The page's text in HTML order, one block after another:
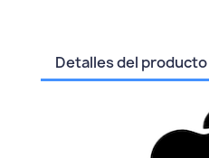
Detalles del producto